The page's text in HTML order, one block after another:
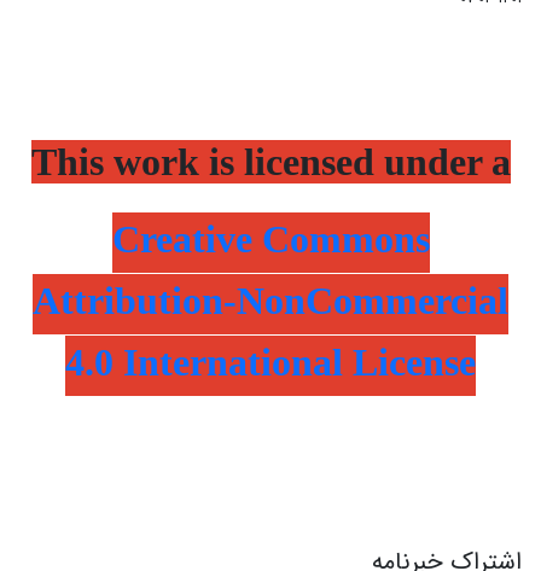
This work is licensed under a
Creative Commons
Attribution-NonCommercial
4.0 International License
اشتراک خبرنامه